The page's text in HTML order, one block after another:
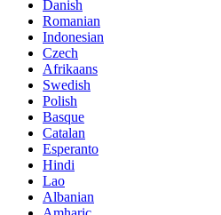
Danish
Romanian
Indonesian
Czech
Afrikaans
Swedish
Polish
Basque
Catalan
Esperanto
Hindi
Lao
Albanian